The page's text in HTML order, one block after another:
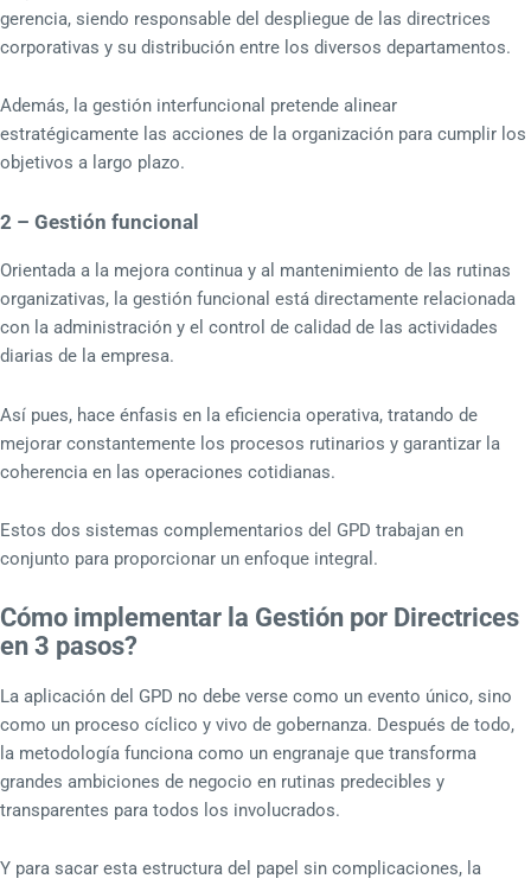
gerencia, siendo responsable del despliegue de las directrices
corporativas y su distribución entre los diversos departamentos.
Además, la gestión interfuncional pretende alinear
estratégicamente las acciones de la organización para cumplir los
objetivos a largo plazo.
2 – Gestión funcional
Orientada a la mejora continua y al mantenimiento de las rutinas
organizativas, la gestión funcional está directamente relacionada
con la administración y el control de calidad de las actividades
diarias de la empresa.
Así pues, hace énfasis en la eficiencia operativa, tratando de
mejorar constantemente los procesos rutinarios y garantizar la
coherencia en las operaciones cotidianas.
Estos dos sistemas complementarios del GPD trabajan en
conjunto para proporcionar un enfoque integral.
Cómo implementar la Gestión por Directrices
en 3 pasos?
La aplicación del GPD no debe verse como un evento único, sino
como un proceso cíclico y vivo de gobernanza. Después de todo,
la metodología funciona como un engranaje que transforma
grandes ambiciones de negocio en rutinas predecibles y
transparentes para todos los involucrados.
Y para sacar esta estructura del papel sin complicaciones, la